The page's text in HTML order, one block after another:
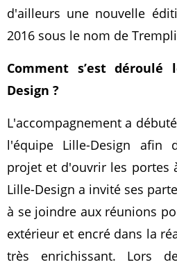
d'ailleurs une nouvelle
2016 sous le nom de
Comment s’est
Design ?
L'accompagnement a
l'équipe Lille-Design afin
projet et d'ouvrir les portes
Lille-Design a invité ses
à se joindre aux réunions
extérieur et encré dans la
très enrichissant. Lors